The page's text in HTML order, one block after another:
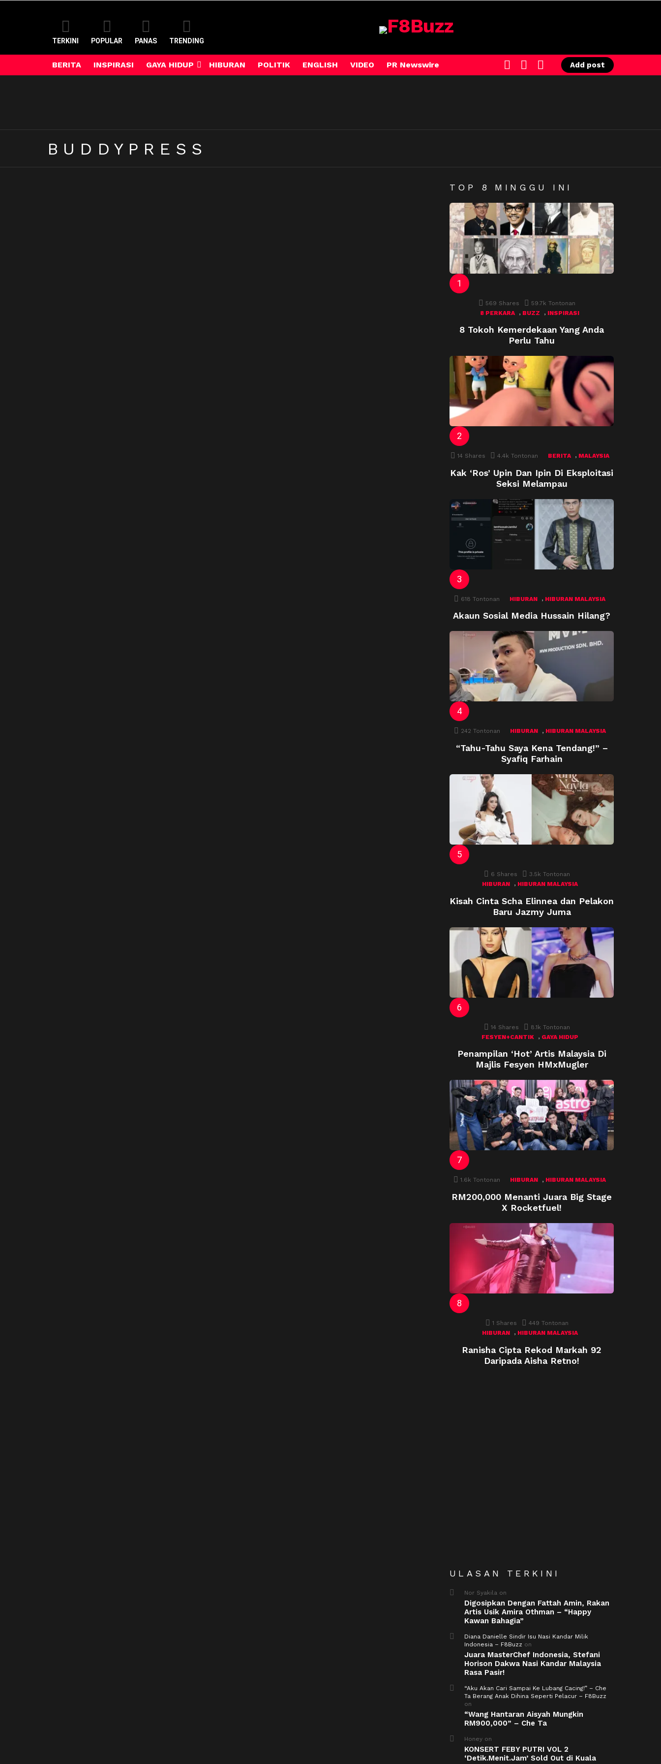
TERKINI POPULAR PANAS TRENDING
BERITA INSPIRASI GAYA HIDUP HIBURAN POLITIK ENGLISH VIDEO PR Newswire
SWITCHSEARCHLOGIN
Add post
BUDDYPRESS
TOP 8 MINGGU INI
569 Shares 59.7k Tontonan
8 PERKARA
, BUZZ , INSPIRASI
8 Tokoh Kemerdekaan Yang Anda
Perlu Tahu
14 Shares 4.4k Tontonan BERITA , MALAYSIA
Kak ‘Ros’ Upin Dan Ipin Di Eksploitasi
Seksi Melampau
618 Tontonan HIBURAN , HIBURAN MALAYSIA
Akaun Sosial Media Hussain Hilang?
242 Tontonan HIBURAN , HIBURAN MALAYSIA
“Tahu-Tahu Saya Kena Tendang!” –
Syafiq Farhain
6 Shares 3.5k Tontonan
HIBURAN
, HIBURAN MALAYSIA
Kisah Cinta Scha Elinnea dan Pelakon
Baru Jazmy Juma
14 Shares 8.1k Tontonan
FESYEN+CANTIK
, GAYA HIDUP
Penampilan ‘Hot’ Artis Malaysia Di
Majlis Fesyen HMxMugler
1.6k Tontonan HIBURAN , HIBURAN MALAYSIA
RM200,000 Menanti Juara Big Stage
X Rocketfuel!
1 Shares 449 Tontonan
HIBURAN
, HIBURAN MALAYSIA
Ranisha Cipta Rekod Markah 92
Daripada Aisha Retno!
ULASAN TERKINI
Nor Syakila on
Digosipkan Dengan Fattah Amin, Rakan
Artis Usik Amira Othman – “Happy
Kawan Bahagia”
Diana Danielle Sindir Isu Nasi Kandar Milik
Indonesia – F8Buzz on
Juara MasterChef Indonesia, Stefani
Horison Dakwa Nasi Kandar Malaysia
Rasa Pasir!
“Aku Akan Cari Sampai Ke Lubang Cacing!” – Che
Ta Berang Anak Dihina Seperti Pelacur – F8Buzz
on
“Wang Hantaran Aisyah Mungkin
RM900,000” – Che Ta
Honey on
KONSERT FEBY PUTRI VOL 2
‘Detik.Menit.Jam’ Sold Out di Kuala